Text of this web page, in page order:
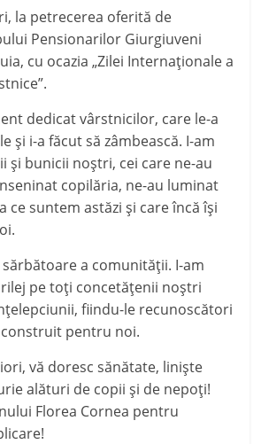
la petrecerea oferită de
Pensionarilor Giurgiuveni
cu ocazia „Zilei Internaționale a
dedicat vârstnicilor, care le-a
și i-a făcut să zâmbească. I-am
şi bunicii noştri, cei care ne-au
copilăria, ne-au lumi­nat
ce suntem astăzi şi care încă îşi
sărbătoare a comunităţii. I-am
pe toţi concetăţenii noştri
fiindu-le recunoscători
pentru noi.
vă doresc sănătate, linişte
alături de copii şi de nepoţi!
Florea Cornea pentru